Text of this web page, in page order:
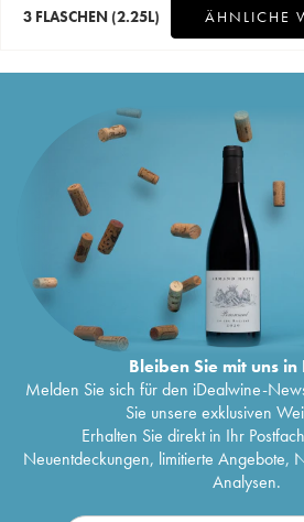
3 FLASCHEN (2.25L) ÄHNLICHE
Bleiben Sie mit uns
Melden Sie sich für den iDealwine-
Sie unsere exklusiven
Erhalten Sie direkt in Ihr
Neuentdeckungen, limitierte Angebote,
Analysen.